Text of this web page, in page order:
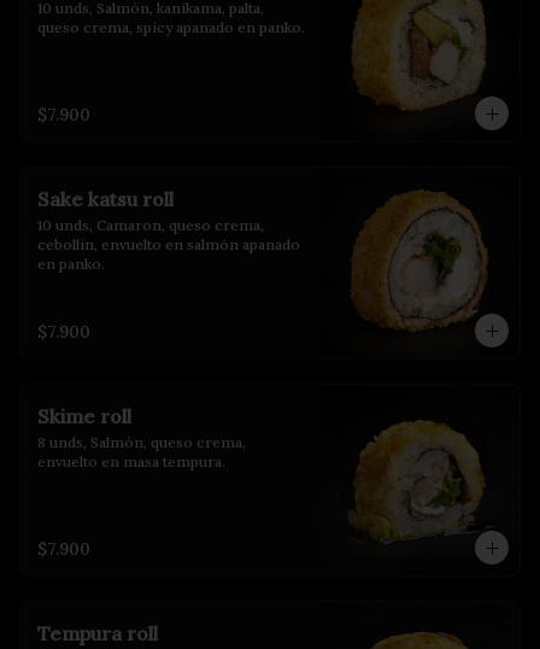
10 unds, Salmón, kanikama, palta,
queso crema, spicy apanado en panko.
$7.900
Sake katsu roll
10 unds, Camaron, queso crema,
cebollin, envuelto en salmón apanado
en panko.
$7.900
Skime roll
8 unds, Salmón, queso crema,
envuelto en masa tempura.
$7.900
Tempura roll